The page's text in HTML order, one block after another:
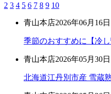
2 3 4 5 6 7 8 9 10
青山本店2026年06月16日
季節のおすすめに【冷
青山本店2026年05月30日
北海道江丹別市産 雪蔵